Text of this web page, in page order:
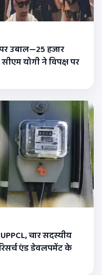
उबाल—25 हजार
योगी ने विपक्ष पर
चार सदस्यीय
एंड डेवलपमेंट के